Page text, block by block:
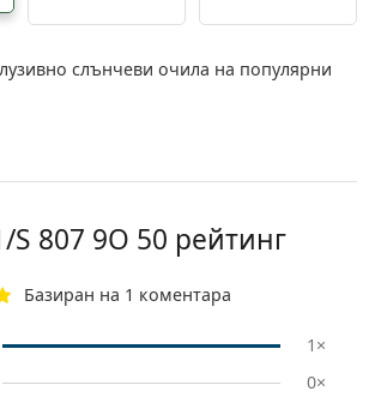
слънчеви очила на популярни
S 807 9O 50 рейтинг
Базиран на 1 коментара
1×
0×